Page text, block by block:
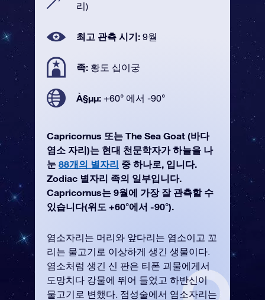
리)
최고 관측 시기: 9월
족: 황도 십이궁
À§µµ: +60° 에서 -90°
Capricornus 또는 The Sea Goat (바다
염소 자리)는 현대 천문학자가 하늘을 나
눈 88개의 별자리 중 하나로, 입니다.
Zodiac 별자리 족의 일부입니다.
Capricornus는 9월에 가장 잘 관측할 수
있습니다(위도 +60°에서 -90°).
염소자리는 머리와 앞다리는 염소이고 꼬
리는 물고기로 이상하게 생긴 생물이다.
염소처럼 생긴 신 판은 티폰 괴물에게서
도망치다 강물에 뛰어 들었고 하반신이
물고기로 변했다. 점성술에서 염소자리는